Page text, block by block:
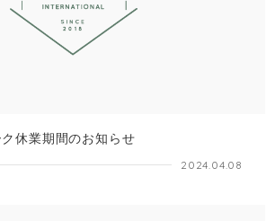
休業期間のお知らせ
2024.04.08